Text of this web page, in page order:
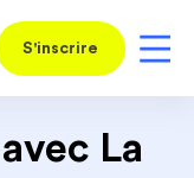
S'inscrire
La